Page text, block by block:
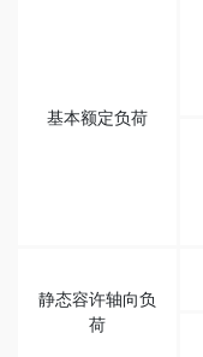
基本额定负荷
静态容许轴向负
荷